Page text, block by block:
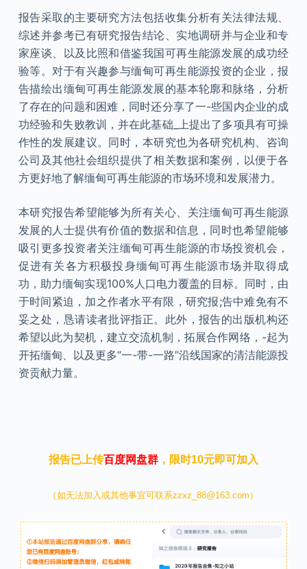
报告采取的主要研究方法包括收集分析有关法律法规、
综述并参考已有研究报告结论、实地调研并与企业和专
家座谈、以及比照和借鉴我国可再生能源发展的成功经
验等。对于有兴趣参与缅甸可再生能源投资的企业，报
告描绘出缅甸可再生能源发展的基本轮廓和脉络，分析
了存在的问题和困难，同时还分享了一-些国内企业的成
功经验和失败教训，并在此基础_上提出了多项具有可操
作性的发展建议。同时，本研究也为各研究机构、咨询
公司及其他社会组织提供了相关数据和案例，以便于各
方更好地了解缅甸可再生能源的市场环境和发展潜力。
本研究报告希望能够为所有关心、关注缅甸可再生能源
发展的人士提供有价值的数据和信息，同时也希望能够
吸引更多投资者关注缅甸可再生能源的市场投资机会，
促进有关各方积极投身缅甸可再生能源市场并取得成
功，助力缅甸实现100%人口电力覆盖的目标。同时，由
于时间紧迫，加之作者水平有限，研究报;告中难免有不
妥之处，恳请读者批评指正。此外，报告的出版机构还
希望以此为契机，建立交流机制，拓展合作网络，-起为
开拓缅甸、以及更多“一-带-一路”沿线国家的清洁能源投
资贡献力量。
报告已上传百度网盘群，限时10元即可加入
（如无法加入或其他事宜可联系zzxz_88@163.com）